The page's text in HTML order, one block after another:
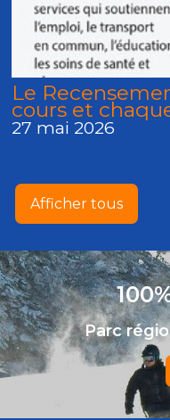
Le
cours et
27 mai 2026
Afficher tous
Parc